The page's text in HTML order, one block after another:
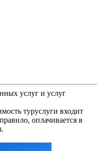
услуг и услуг
туруслуги входит
оплачивается в